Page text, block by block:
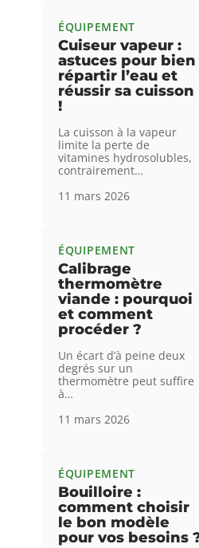
ÉQUIPEMENT
Cuiseur vapeur :
astuces pour bien
répartir l’eau et
réussir sa cuisson
!
La cuisson à la vapeur
limite la perte de
vitamines hydrosolubles,
contrairement…
11 mars 2026
ÉQUIPEMENT
Calibrage
thermomètre
viande : pourquoi
et comment
procéder ?
Un écart d’à peine deux
degrés sur un
thermomètre peut suffire
à…
11 mars 2026
ÉQUIPEMENT
Bouilloire :
comment choisir
le bon modèle
pour vos besoins